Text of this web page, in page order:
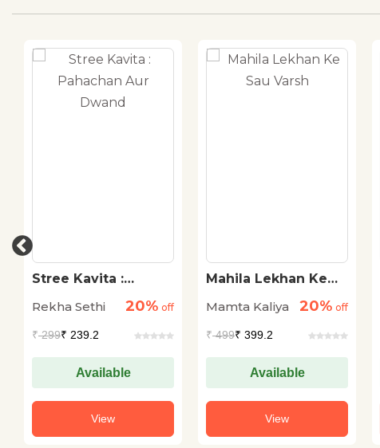
Stree Kavita :
Dwand
Rekha Sethi 20% off
₹299₹ 239.2
Available
View
Mahila Lekhan Ke
Mamta Kaliya
20% off
₹499₹ 399.2
Available
View